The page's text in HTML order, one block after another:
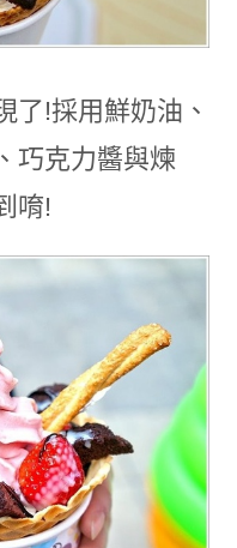
!採用鮮奶油、
巧克力醬與煉
唷!